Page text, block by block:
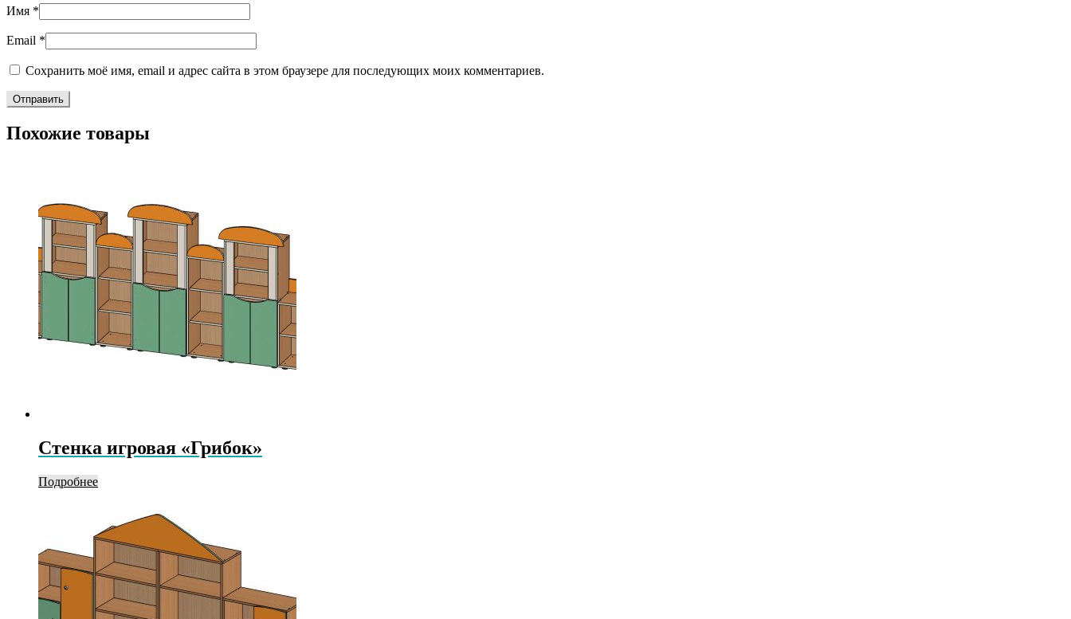
Имя *
Email *
Сохранить моё имя, email и адрес сайта в этом браузере для последующих моих комментариев.
Похожие товары
Стенка игровая «Грибок»
Подробнее